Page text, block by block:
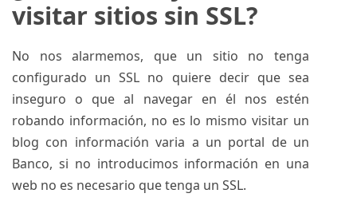
visitar sitios sin SSL?
No nos alarmemos, que un sitio no tenga
configurado un SSL no quiere decir que sea
inseguro o que al navegar en él nos estén
robando información, no es lo mismo visitar un
blog con información varia a un portal de un
Banco, si no introducimos información en una
web no es necesario que tenga un SSL.